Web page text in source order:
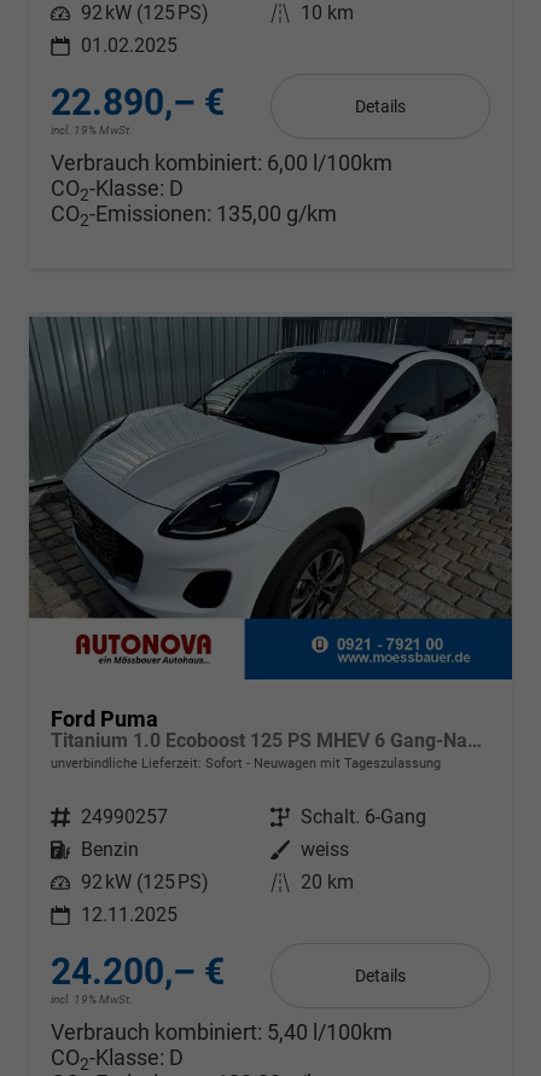
Leistung 92 kW (125 PS) Kilometerstand 10 km
01.02.2025
22.890,– €
incl. 19% MwSt.
Details
Verbrauch kombiniert: 6,00 l/100km
CO2-Klasse: D
CO2-Emissionen: 135,00 g/km
Ford Puma
Titanium 1.0 Ecoboost 125 PS MHEV 6 Gang-Navi-Rückfahrkamera-17" Alu-Winterpaket-Sofort
unverbindliche Lieferzeit: Sofort Neuwagen mit Tageszulassung
Fahrzeugnr. 24990257 Getriebe Schalt. 6-Gang
Kraftstoff
Benzin Außenfarbe weiss
Leistung 92 kW (125 PS) Kilometerstand 20 km
12.11.2025
24.200,– €
incl. 19% MwSt.
Details
Verbrauch kombiniert: 5,40 l/100km
CO2-Klasse: D